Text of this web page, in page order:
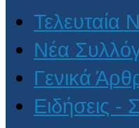
Τελευταία
Νέα
Γενικά
Ειδήσεις -